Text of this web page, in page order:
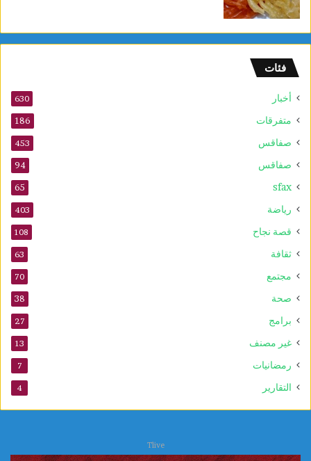
فئات
أخبار 630
متفرقات 186
صفاقس 453
صفاقس 94
sfax
65
رياضة 403
قصة نجاح 108
ثقافة 63
مجتمع 70
صحة 38
برامج 27
غير مصنف 13
رمضانيات 7
التقارير 4
Tlive